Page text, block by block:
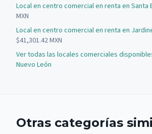
Local en centro comercial en renta en Santa
MXN
Local en centro comercial en renta en
$41,301.42 MXN
Ver todas las locales comerciales
Nuevo León
Otras categorías